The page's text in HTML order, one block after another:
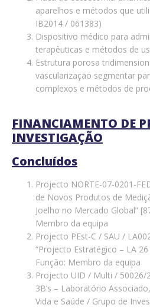
aparelhos e métodos que
IB2014 / 061383)
Dispositivo médico para
terapêuticas e métodos de
Estrutura porosa
vascularização segmentar
complexos e métodos de
FINANCIAMENTO DE
INVESTIGAÇÃO
Concluídos
Projecto NORTE-07-0201-
de Novos Produtos de
Joelho no Mercado Global”
Membro da equipa
Projecto PEst-C / SAU /
“Projecto Estratégico – LA
Função: Membro da equipa
Projecto UID / Multi / 50026/
3B’s – Laboratório
Vida e Saúde / Grupo de